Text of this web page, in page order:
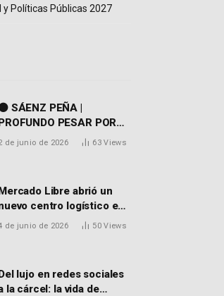
y Políticas Públicas 2027
SÁENZ PEÑA |
PESAR POR
FALLECIMIENTO DEL
de junio de 2026 63Views
Libre abrió un
centro logístico en
Don Torcuato que
de junio de 2026 50Views
lujo en redes sociales
la cárcel: la vida de